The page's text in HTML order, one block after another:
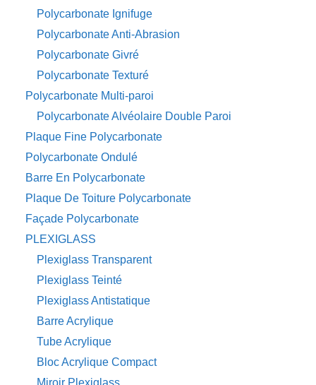
Polycarbonate Ignifuge
Polycarbonate Anti-Abrasion
Polycarbonate Givré
Polycarbonate Texturé
Polycarbonate Multi-paroi
Polycarbonate Alvéolaire Double Paroi
Plaque Fine Polycarbonate
Polycarbonate Ondulé
Barre En Polycarbonate
Plaque De Toiture Polycarbonate
Façade Polycarbonate
PLEXIGLASS
Plexiglass Transparent
Plexiglass Teinté
Plexiglass Antistatique
Barre Acrylique
Tube Acrylique
Bloc Acrylique Compact
Miroir Plexiglass